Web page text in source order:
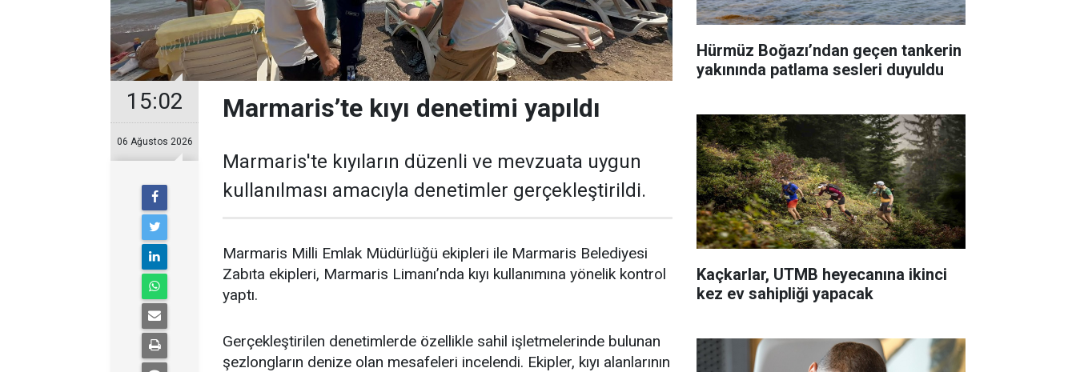
15:02
06 Ağustos 2026
Marmaris’te kıyı denetimi yapıldı
Marmaris'te kıyıların düzenli ve mevzuata uygun
kullanılması amacıyla denetimler gerçekleştirildi.
Marmaris Milli Emlak Müdürlüğü ekipleri ile Marmaris Belediyesi
Zabıta ekipleri, Marmaris Limanı’nda kıyı kullanımına yönelik kontrol
yaptı.
Gerçekleştirilen denetimlerde özellikle sahil işletmelerinde bulunan
şezlongların denize olan mesafeleri incelendi. Ekipler, kıyı alanlarının
Hürmüz Boğazı’ndan geçen tankerin
yakınında patlama sesleri duyuldu
Kaçkarlar, UTMB heyecanına ikinci
kez ev sahipliği yapacak